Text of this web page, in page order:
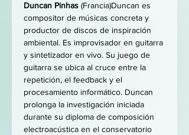
Duncan Pinhas (Francia)Duncan es
compositor de músicas concreta y
productor de discos de inspiración
ambiental. Es improvisador en guitarra
y sintetizador en vivo. Su juego de
guitarra se ubica al cruce entre la
repetición, el feedback y el
procesamiento informático. Duncan
prolonga la investigación iniciada
durante su diploma de composición
electroacústica en el conservatorio